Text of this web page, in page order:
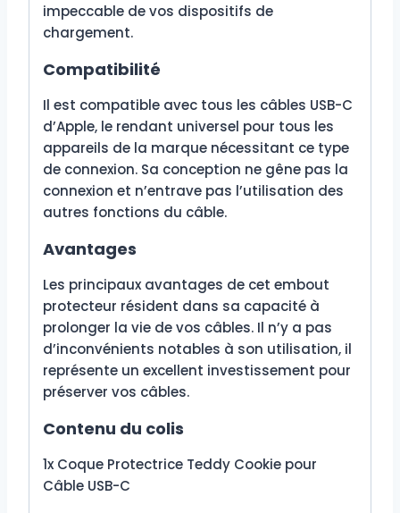
impeccable de vos dispositifs de
chargement.
Compatibilité
Il est compatible avec tous les câbles USB-C
d’Apple, le rendant universel pour tous les
appareils de la marque nécessitant ce type
de connexion. Sa conception ne gêne pas la
connexion et n’entrave pas l’utilisation des
autres fonctions du câble.
Avantages
Les principaux avantages de cet embout
protecteur résident dans sa capacité à
prolonger la vie de vos câbles. Il n’y a pas
d’inconvénients notables à son utilisation, il
représente un excellent investissement pour
préserver vos câbles.
Contenu du colis
1x Coque Protectrice Teddy Cookie pour
Câble USB-C